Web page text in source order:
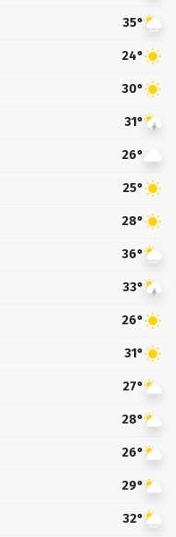
35°
24°
30°
31°
26°
25°
28°
36°
33°
26°
31°
27°
28°
26°
29°
32°